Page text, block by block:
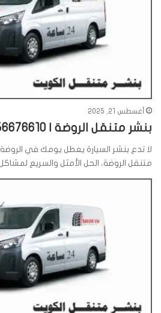
أغسطس 21, 2025
بنشر متنقل الروضة | 56676610 | خدمة 24 ساعة
لا تدع بنشر السيارة يعطل يومك في
متنقل الروضة، الحل الأمثل والسريع